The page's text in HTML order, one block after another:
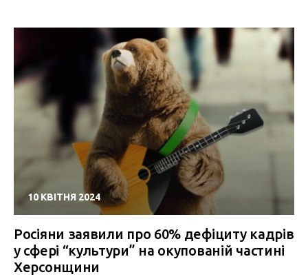
10 КВІТНЯ 2024
Росіяни заявили про 60% дефіциту кадрів
у сфері “культури” на окупованій частині
Херсонщини